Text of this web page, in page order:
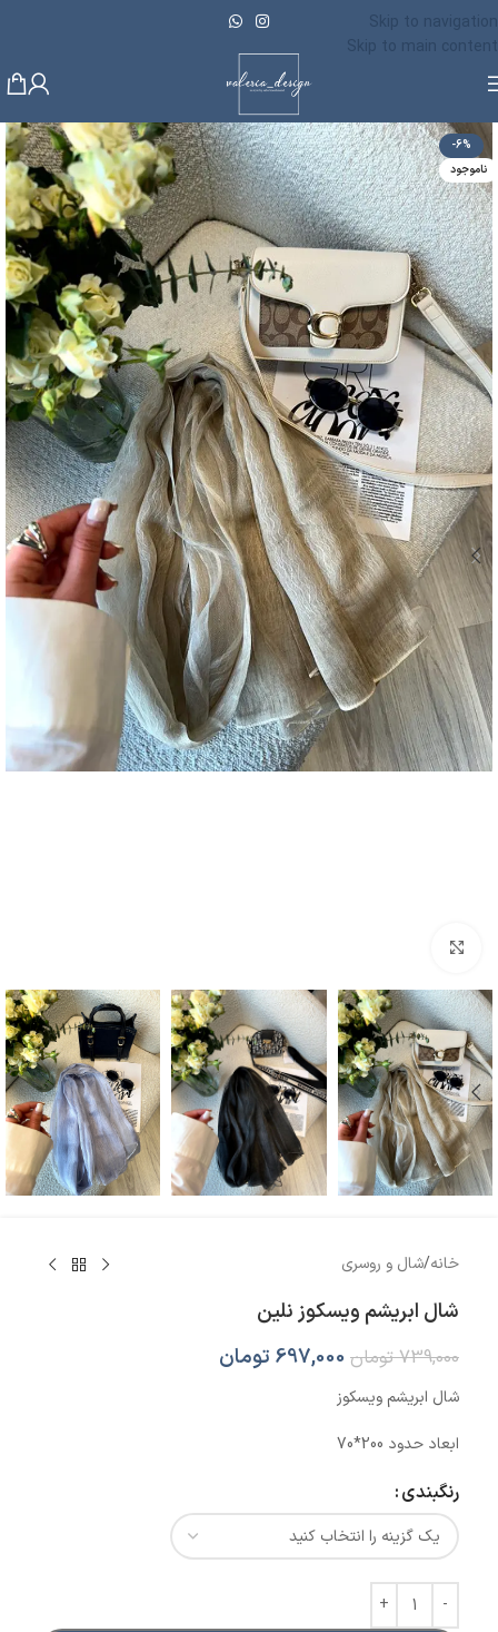
Skip to navigation
Skip to main content
-6%
ناموجود
خانه/شال و روسری
شال ابریشم ویسکوز نلین
739,000 تومان 697,000 تومان
شال ابریشم ویسکوز
ابعاد حدود 200*70
رنگبندی